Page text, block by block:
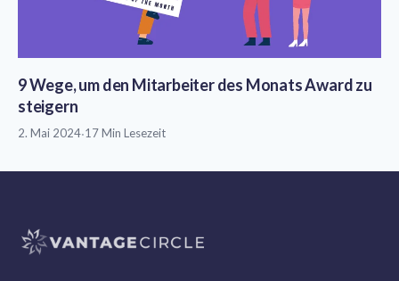
9 Wege, um den Mitarbeiter des Monats Award zu
steigern
2. Mai 2024·17 Min Lesezeit